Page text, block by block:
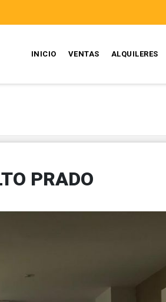
INICIO VENTAS ALQUILERES
PRADO